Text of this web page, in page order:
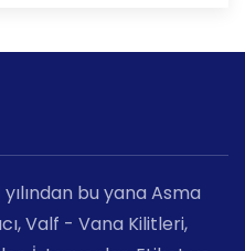
bu yana Asma
Valf - Vana Kilitleri,